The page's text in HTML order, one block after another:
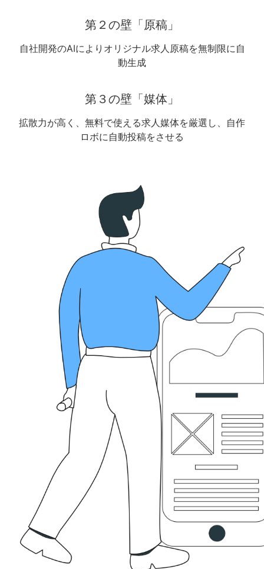
第２の壁「原稿」
自社開発のAIによりオリジナル求人原稿を無制限に自
動生成
第３の壁「媒体」
拡散力が高く、無料で使える求人媒体を厳選し、自作
ロボに自動投稿をさせる